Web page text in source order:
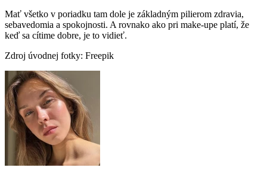
Mať všetko v poriadku tam dole je základným pilierom zdravia,
sebavedomia a spokojnosti. A rovnako ako pri make-upe platí, že
keď sa cítime dobre, je to vidieť.
Zdroj úvodnej fotky: Freepik